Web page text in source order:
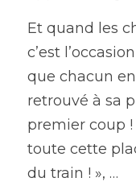
Et quand les
c’est
que chacun en
retrouvé à sa
premier coup !
toute cette
du train ! », …